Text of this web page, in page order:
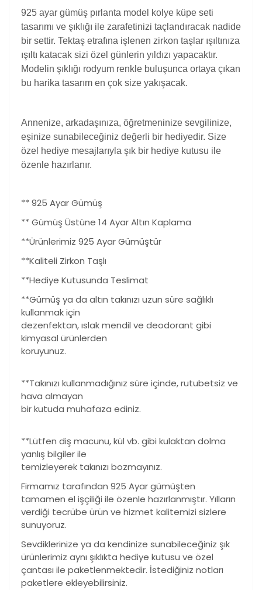
925 ayar gümüş pırlanta model kolye küpe seti
tasarımı ve şıklığı ile zarafetinizi taçlandıracak nadide
bir settir. Tektaş etrafına işlenen zirkon taşlar ışıltınıza
ışıltı katacak sizi özel günlerin yıldızı yapacaktır.
Modelin şıklığı rodyum renkle buluşunca ortaya çıkan
bu harika tasarım en çok size yakışacak.
Annenize, arkadaşınıza, öğretmeninize sevgilinize,
eşinize sunabileceğiniz değerli bir hediyedir. Size
özel hediye mesajlarıyla şık bir hediye kutusu ile
özenle hazırlanır.
** 925 Ayar Gümüş
** Gümüş Üstüne 14 Ayar Altın Kaplama
**Ürünlerimiz 925 Ayar Gümüştür
**Kaliteli Zirkon Taşlı
**Hediye Kutusunda Teslimat
**Gümüş ya da altın takınızı uzun süre sağlıklı
kullanmak için
dezenfektan, ıslak mendil ve deodorant gibi
kimyasal ürünlerden
koruyunuz.
**Takınızı kullanmadığınız süre içinde, rutubetsiz ve
hava almayan
bir kutuda muhafaza ediniz.
**Lütfen diş macunu, kül vb. gibi kulaktan dolma
yanlış bilgiler ile
temizleyerek takınızı bozmayınız.
Firmamız tarafından 925 Ayar gümüşten
tamamen el işçiliği ile özenle hazırlanmıştır. Yılların
verdiği tecrübe ürün ve hizmet kalitemizi sizlere
sunuyoruz.
Sevdiklerinize ya da kendinize sunabileceğiniz şık
ürünlerimiz aynı şıklıkta hediye kutusu ve özel
çantası ile paketlenmektedir. İstediğiniz notları
paketlere ekleyebilirsiniz.